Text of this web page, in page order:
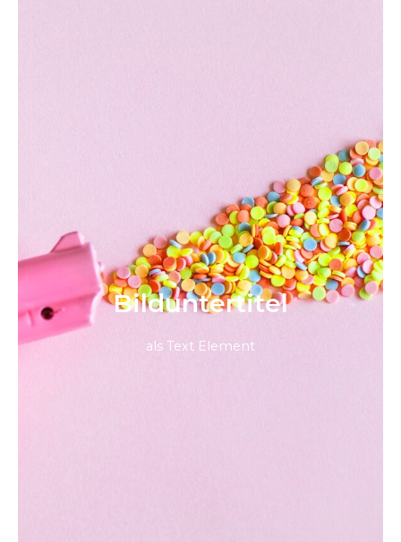
Bild­unter­titel
als Text Element